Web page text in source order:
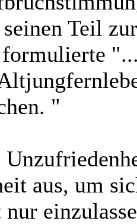
Teil
formulierte
"
aus, um